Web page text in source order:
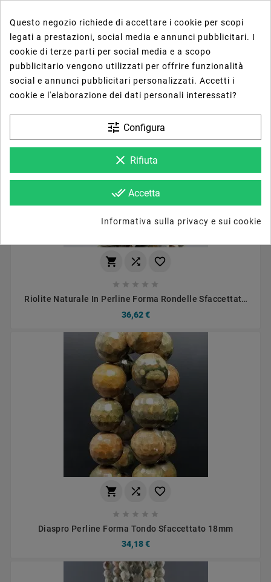
  
  
Riolite Naturale In Perline Forma Rondelle Sfaccettato
Foro Passante 10mm
43,96 €
  
    
Riolite Naturale In Perline Forma Rondelle Sfaccettato
36,62 €
  
    
Diaspro Perline Forma Tondo Sfaccettato 18mm
34,18 €
Questo negozio richiede di accettare i cookie per scopi
legati a prestazioni, social media e annunci pubblicitari. I
cookie di terze parti per social media e a scopo
pubblicitario vengono utilizzati per offrire funzionalità
social e annunci pubblicitari personalizzati. Accetti i
cookie e l'elaborazione dei dati personali interessati?
tune Configura
clear Rifiuta
done_all Accetta
Informativa sulla privacy e sui cookie